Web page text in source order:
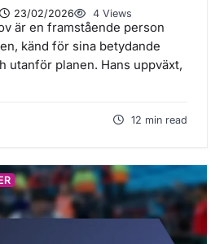
23/02/2026 4 Views
är en framstående person
känd för sina betydande
utanför planen. Hans uppväxt,
12 min read